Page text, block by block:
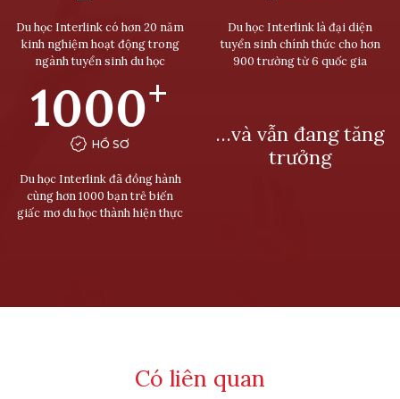
Du học Interlink có hơn 20 năm
kinh nghiệm hoạt động trong
ngành tuyển sinh du học
Du học Interlink là đại diện
tuyển sinh chính thức cho hơn
900 trường từ 6 quốc gia
1000+
HỒ SƠ
Du học Interlink đã đồng hành
cùng hơn 1000 bạn trẻ biến
giấc mơ du học thành hiện thực
…và vẫn đang tăng
trưởng
Có liên quan